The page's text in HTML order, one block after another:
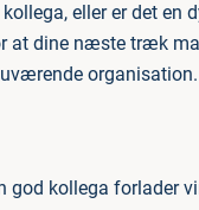
eller er det
at dine næste træk
organisation.
god kollega forlader